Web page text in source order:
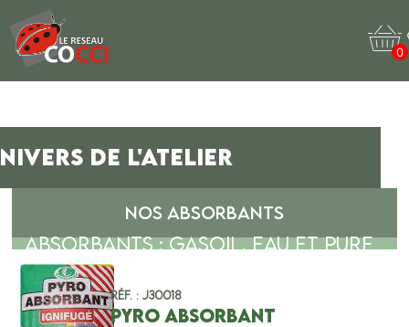
0
DE L'ATELIER
NOS ABSORBANTS
ABSORBANTS : GASOIL, EAU ET PURE
Réf. : J30018
PYRO ABSORBANT